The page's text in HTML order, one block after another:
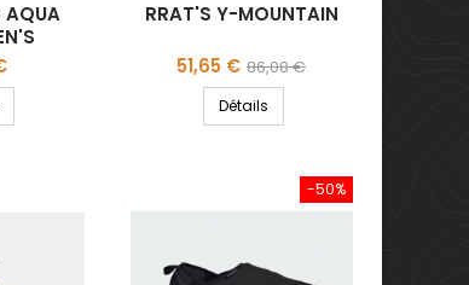
AQUA
RRAT'S Y-MOUNTAIN
Prix
51,65 € Prix
de
base
86,08 €
Détails
-50%